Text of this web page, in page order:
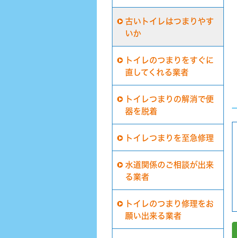
古いトイレはつまりやす
いか
トイレのつまりをすぐに
直してくれる業者
トイレつまりの解消で便
器を脱着
トイレつまりを至急修理
水道関係のご相談が出来
る業者
トイレのつまり修理をお
願い出来る業者